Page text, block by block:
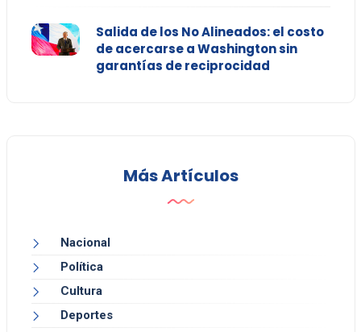
Salida de los No Alineados: el costo
de acercarse a Washington sin
garantías de reciprocidad
Más Artículos
Nacional
Política
Cultura
Deportes